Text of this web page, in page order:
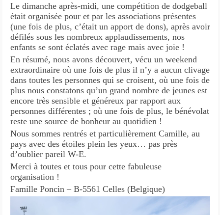
Le dimanche après-midi, une compétition de dodgeball
était organisée pour et par les associations présentes
(une fois de plus, c’était un apport de dons), après avoir
défilés sous les nombreux applaudissements, nos
enfants se sont éclatés avec rage mais avec joie !
En résumé, nous avons découvert, vécu un weekend
extraordinaire où une fois de plus il n’y a aucun clivage
dans toutes les personnes qui se croisent, où une fois de
plus nous constatons qu’un grand nombre de jeunes est
encore très sensible et généreux par rapport aux
personnes différentes ; où une fois de plus, le bénévolat
reste une source de bonheur au quotidien !
Nous sommes rentrés et particulièrement Camille, au
pays avec des étoiles plein les yeux… pas près
d’oublier pareil W-E.
Merci à toutes et tous pour cette fabuleuse
organisation !
Famille Poncin – B-5561 Celles (Belgique)